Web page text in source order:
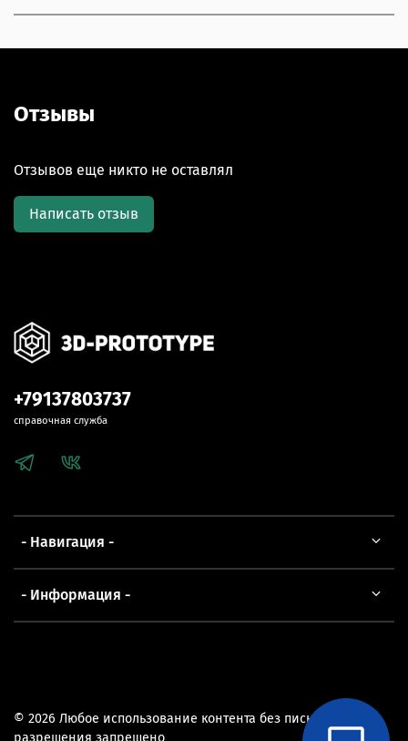
Отзывы
Отзывов еще никто не оставлял
Написать отзыв
- Навигация -
- Информация -
+79137803737
справочная служба
© 2026 Любое использование контента без письменного